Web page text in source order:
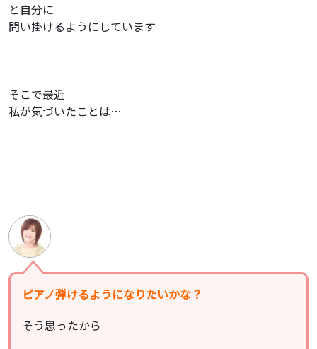
と自分に
問い掛けるようにしています
そこで最近
私が気づいたことは…
ピアノ弾けるようになりたいかな？
そう思ったから